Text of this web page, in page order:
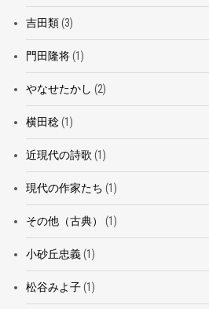
吉田類(3)
門田隆将(1)
やなせたかし (2)
横田稔(1)
近現代の詩歌 (1)
現代の作家たち (1)
その他（古典） (1)
小砂丘忠義(1)
松谷みよ子(1)